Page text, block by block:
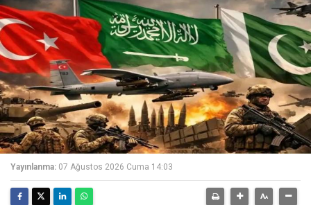
Yayınlanma: 07 Ağustos 2026 Cuma 14:03